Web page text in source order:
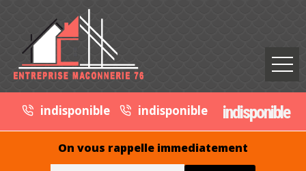
indisponible indisponible indisponible
On vous rappelle immediatement